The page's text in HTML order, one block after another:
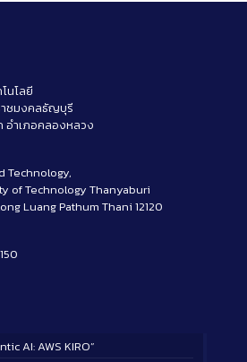
นโลยี
าชมงคลธัญบุรี
อำเภอคลองหลวง
Technology,
of Technology Thanyaburi
Luang Pathum Thani 12120
AI: AWS KIRO”